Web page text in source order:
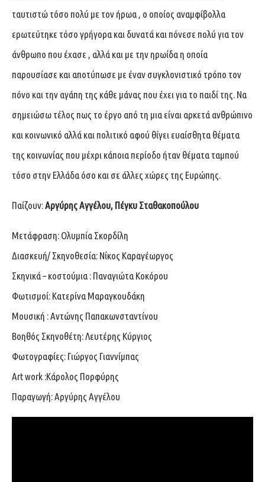
ταυτιστώ τόσο πολύ με τον ήρωα , ο οποίος αναμφίβολλα
ερωτεύτηκε τόσο γρήγορα και δυνατά και πόνεσε πολύ για τον
άνθρωπο που έχασε , αλλά και με την ηρωίδα η οποία
παρουσίασε και αποτύπωσε με έναν συγκλονιστικό τρόπο τον
πόνο και την αγάπη της κάθε μάνας που έχει για το παιδί της. Να
σημειώσω τέλος πως το έργο από τη μια είναι αρκετά ανθρώπινο
και κοινωνικό αλλά και πολιτικό αφού θίγει ευαίσθητα θέματα
της κοινωνίας που μέχρι κάποια περίοδο ήταν θέματα ταμπού
τόσο στην Ελλάδα όσο και σε άλλες χώρες της Ευρώπης.
Παίζουν:Αργύρης Αγγέλου, Πέγκυ Σταθακοπούλου
Μετάφραση: Ολυμπία Σκορδίλη
Διασκευή/ Σκηνοθεσία: Νίκος Καραγέωργος
Σκηνικά – κοστούμια : Παναγιώτα Κοκόρου
Φωτισμοί: Κατερίνα Μαραγκουδάκη
Μουσική : Αντώνης Παπακωνσταντίνου
Βοηθός Σκηνοθέτη: Λευτέρης Κύργιος
Φωτογραφίες: Γιώργος Γιαννίμπας
Art work :Κάρολος Πορφύρης
Παραγωγή: Αργύρης Αγγέλου